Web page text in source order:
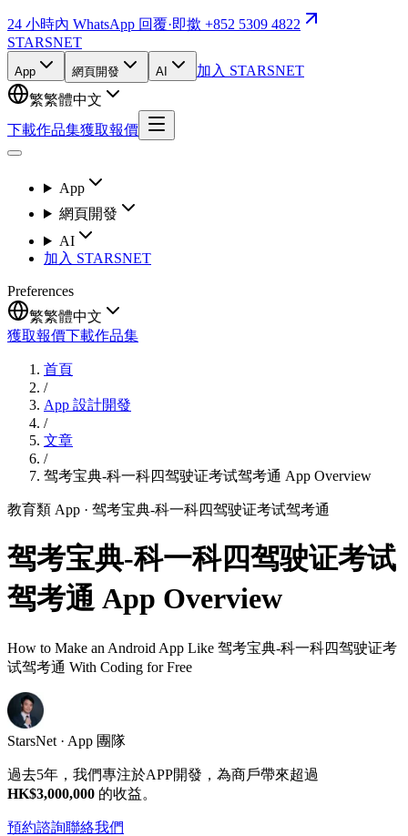
24 小時內 WhatsApp 回覆·即撳 +852 5309 4822
STARSNET
App 網頁開發 AI
加入 STARSNET
繁繁體中文
下載作品集獲取報價
App
網頁開發
AI
加入 STARSNET
Preferences
繁繁體中文
獲取報價下載作品集
首頁
/
App 設計開發
/
文章
/
驾考宝典-科一科四驾驶证考试驾考通 App Overview
教育類 App · 驾考宝典-科一科四驾驶证考试驾考通
驾考宝典-科一科四驾驶证考试
驾考通 App Overview
How to Make an Android App Like 驾考宝典-科一科四驾驶证考
试驾考通 With Coding for Free
StarsNet · App 團隊
過去5年，我們專注於APP開發，為商戶帶來超過
HK$3,000,000 的收益。
預約諮詢聯絡我們